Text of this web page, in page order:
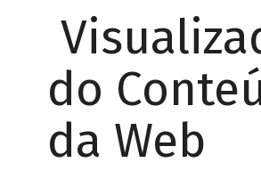
do
da Web